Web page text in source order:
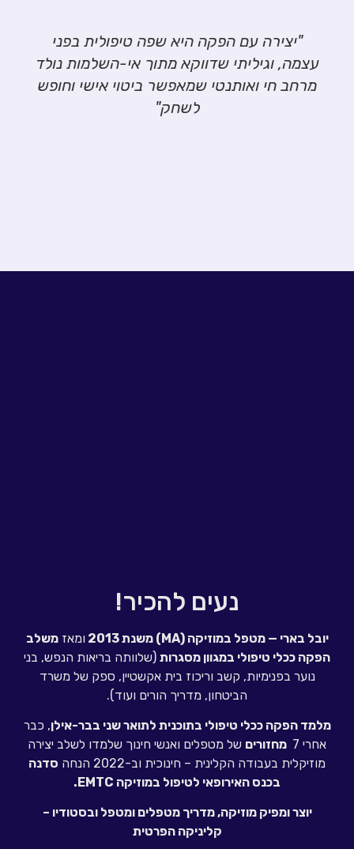
"יצירה עם הפקה היא שפה טיפולית בפני
עצמה, וגיליתי שדווקא מתוך אי-השלמות נולד
מרחב חי ואותנטי שמאפשר ביטוי אישי וחופש
לשחק"
נעים להכיר!
יובל בארי — מטפל במוזיקה(MA) משנת 2013 ומאזמשלב
הפקה ככלי טיפולי במגוון מסגרות(שלוותה בריאות הנפש, בני
נוער בפנימיות, קשב וריכוז בית אקשטיין, ספק של משרד
הביטחון, מדריך הורים ועוד).
מלמד הפקה ככלי טיפולי בתוכנית לתואר שני בבר-אילן, כבר
אחרי 7
מחזוריםשל מטפלים ואנשי חינוך שלמדו לשלב יצירה
מוזיקלית בעבודה הקלינית – חינוכית וב-2022 הנחה
סדנה
בכנס האירופאי לטיפול במוזיקה EMTC.
יוצר ומפיק מוזיקה, מדריך מטפלים ומטפל ובסטודיו –
קליניקה הפרטית